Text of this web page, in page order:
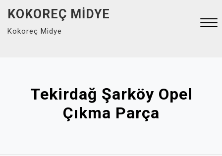
content
KOKOREÇ MIDYE
Kokoreç Midye
Tekirdağ Şarköy Opel
Çıkma Parça